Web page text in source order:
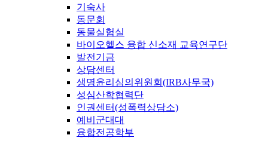
기숙사
동문회
동물실험실
바이오헬스 융합 신소재 교육연구단
발전기금
상담센터
생명윤리심의위원회(IRB사무국)
성심산학협력단
인권센터(성폭력상담소)
예비군대대
융합전공학부